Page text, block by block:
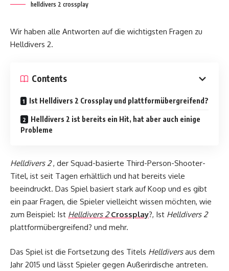
helldivers 2 crossplay
Wir haben alle Antworten auf die wichtigsten Fragen zu
Helldivers 2.
Contents
Ist Helldivers 2 Crossplay und plattformübergreifend?
Helldivers 2 ist bereits ein Hit, hat aber auch einige
Probleme
Helldivers 2, der Squad-basierte Third-Person-Shooter-
Titel, ist seit Tagen erhältlich und hat bereits viele
beeindruckt. Das Spiel basiert stark auf Koop und es gibt
ein paar Fragen, die Spieler vielleicht wissen möchten, wie
zum Beispiel: Ist Helldivers 2Crossplay?, Ist Helldivers 2
plattformübergreifend? und mehr.
Das Spiel ist die Fortsetzung des Titels Helldiversaus dem
Jahr 2015 und lässt Spieler gegen Außerirdische antreten.